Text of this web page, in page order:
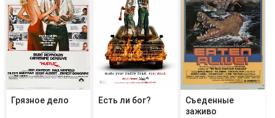
Грязное дело Есть ли бог?
Съеденные
заживо